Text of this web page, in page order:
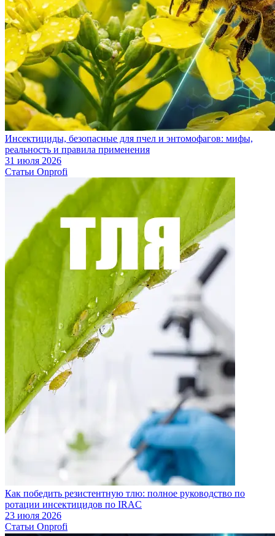
Инсектициды, безопасные для пчел и энтомофагов: мифы,
реальность и правила применения
31 июля 2026
Статьи Onprofi
Как победить резистентную тлю: полное руководство по
ротации инсектицидов по IRAC
23 июля 2026
Статьи Onprofi